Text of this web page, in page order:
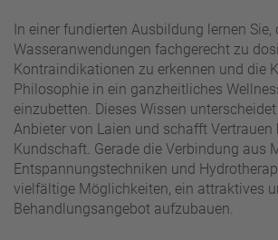
In einer fundierten Ausbildung lernen Sie,
Wasseranwendungen fachgerecht zu
Kontraindikationen zu erkennen und die
Philosophie in ein ganzheitliches
einzubetten. Dieses Wissen
Anbieter von Laien und schafft Vertrauen
Kundschaft. Gerade die Verbindung aus
Entspannungstechniken und
vielfältige Möglichkeiten, ein attraktives
Behandlungsangebot aufzubauen.